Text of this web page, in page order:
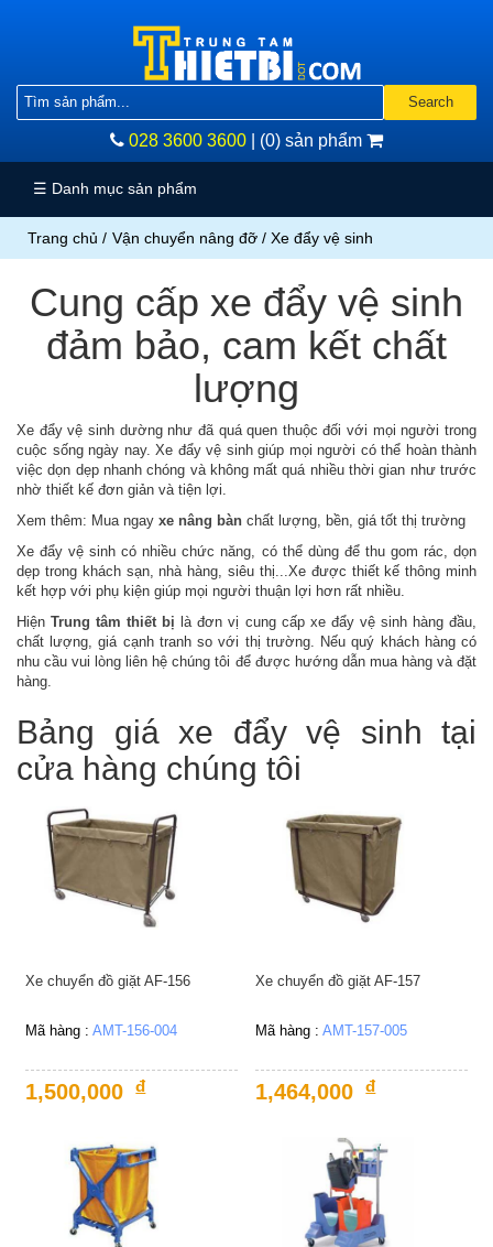
Search
028 3600 3600 (0) sản phẩm
Vật
liệu
mài
Dụng
cầm
tay
cụ
dùng
điện
chính
xác
Thiết
bị
ngành
hàn
Điện
thiết
bị
điện
hộ
lao
động
sinh
công
nghiệp
Vận
đóng
Dụng
Xem
☰ Danh mục sản phẩm
Trang chủ / Vận chuyển nâng đỡ / Xe đẩy vệ sinh
Cung cấp xe đẩy vệ sinh
đảm bảo, cam kết chất
lượng
Xe đẩy vệ sinh dường như đã quá quen thuộc đối với mọi người trong
cuộc sống ngày nay. Xe đẩy vệ sinh giúp mọi người có thể hoàn thành
việc dọn dẹp nhanh chóng và không mất quá nhiều thời gian như trước
nhờ thiết kế đơn giản và tiện lợi.
Xem thêm: Mua ngay xe nâng bàn chất lượng, bền, giá tốt thị trường
Xe đẩy vệ sinh có nhiều chức năng, có thể dùng để thu gom rác, dọn
dẹp trong khách sạn, nhà hàng, siêu thị...Xe được thiết kế thông minh
kết hợp với phụ kiện giúp mọi người thuận lợi hơn rất nhiều.
HiệnTrung tâm thiết bị là đơn vị cung cấp xe đẩy vệ sinh hàng đầu,
chất lượng, giá cạnh tranh so với thị trường. Nếu quý khách hàng có
nhu cầu vui lòng liên hệ chúng tôi để được hướng dẫn mua hàng và đặt
hàng.
Bảng giá xe đẩy vệ sinh tại
cửa hàng chúng tôi
Xe chuyển đồ giặt AF-156
Mã hàng :AMT-156-004
1,500,000 đ
Xe chuyển đồ giặt AF-157
Mã hàng :AMT-157-005
1,464,000 đ